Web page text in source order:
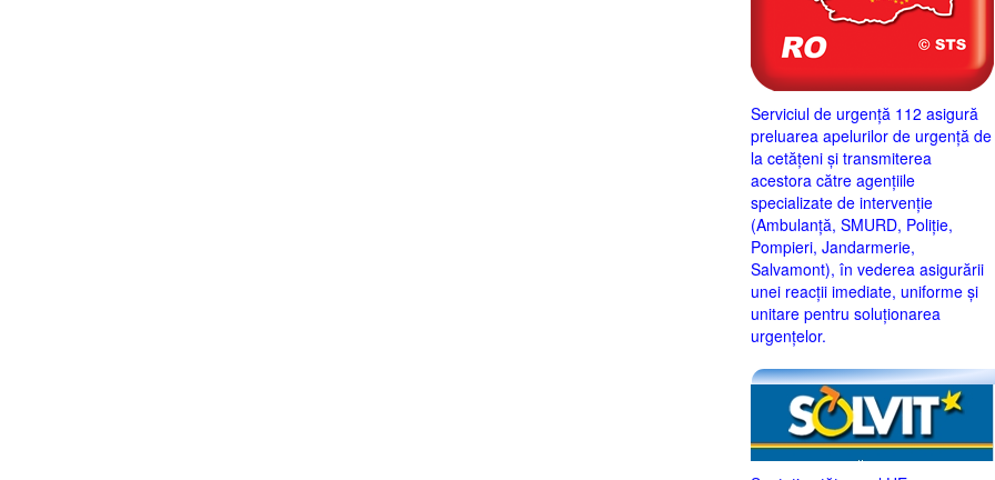
Serviciul de urgență 112 asigură
preluarea apelurilor de urgență de
la cetățeni și transmiterea
acestora către agențiile
specializate de intervenție
(Ambulanță, SMURD, Poliție,
Pompieri, Jandarmerie,
Salvamont), în vederea asigurării
unei reacții imediate, uniforme și
unitare pentru soluționarea
urgențelor.